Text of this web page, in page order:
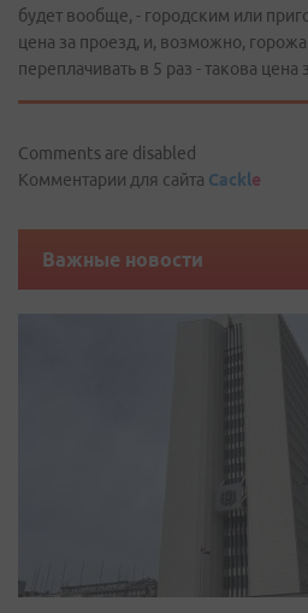
будет вообще, - городским или
цена за проезд, и, возможно,
переплачивать в 5 раз - такова цена
Comments are disabled
Комментарии для сайта Cackle
Важные новости